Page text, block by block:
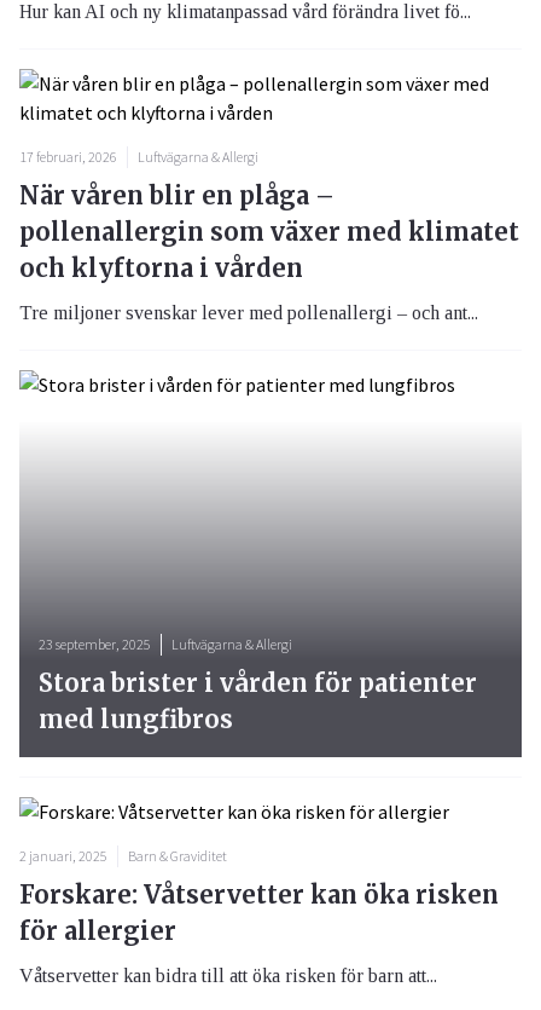
Hur kan AI och ny klimatanpassad vård förändra livet fö...
17 februari, 2026 Luftvägarna & Allergi
När våren blir en plåga –
pollenallergin som växer med klimatet
och klyftorna i vården
Tre miljoner svenskar lever med pollenallergi – och ant...
23 september, 2025 Luftvägarna & Allergi
Stora brister i vården för patienter
med lungfibros
2 januari, 2025 Barn & Graviditet
Forskare: Våtservetter kan öka risken
för allergier
Våtservetter kan bidra till att öka risken för barn att...